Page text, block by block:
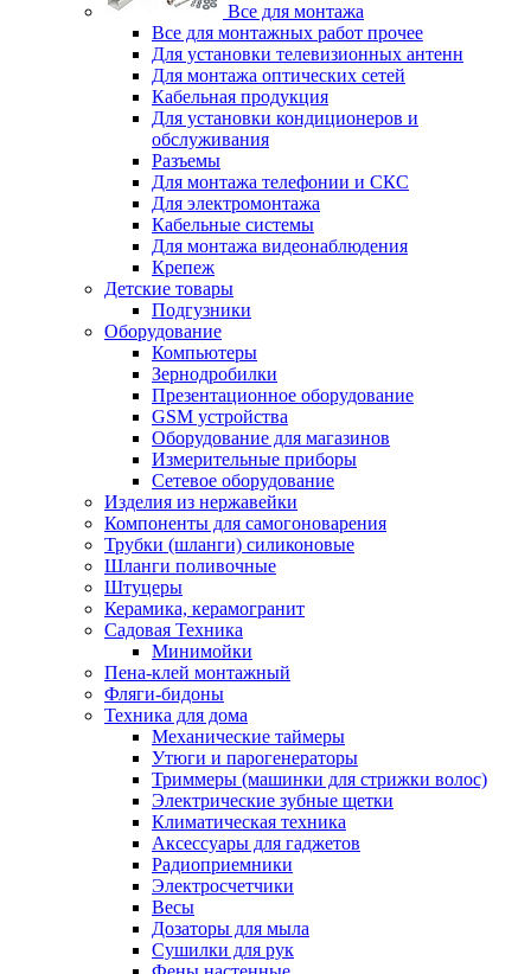
Все для монтажа
Все для монтажных работ прочее
Для установки телевизионных антенн
Для монтажа оптических сетей
Кабельная продукция
Для установки кондиционеров и
обслуживания
Разъемы
Для монтажа телефонии и СКС
Для электромонтажа
Кабельные системы
Для монтажа видеонаблюдения
Крепеж
Детские товары
Подгузники
Оборудование
Компьютеры
Зернодробилки
Презентационное оборудование
GSM устройства
Оборудование для магазинов
Измерительные приборы
Сетевое оборудование
Изделия из нержавейки
Компоненты для самогоноварения
Трубки (шланги) силиконовые
Шланги поливочные
Штуцеры
Керамика, керамогранит
Садовая Техника
Минимойки
Пена-клей монтажный
Фляги-бидоны
Техника для дома
Механические таймеры
Утюги и парогенераторы
Триммеры (машинки для стрижки волос)
Электрические зубные щетки
Климатическая техника
Аксессуары для гаджетов
Радиоприемники
Электросчетчики
Весы
Дозаторы для мыла
Сушилки для рук